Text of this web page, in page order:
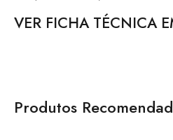
VER FICHA TÉCNICA
Produtos